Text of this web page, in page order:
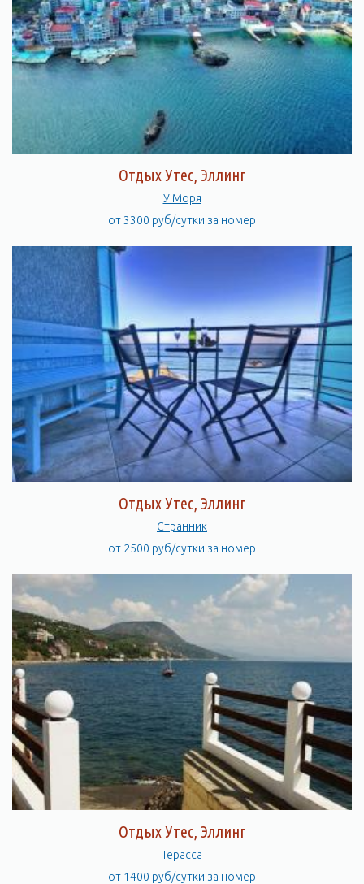
Отдых Утес, Эллинг
У Моря
от 3300 руб/сутки за номер
Отдых Утес, Эллинг
Странник
от 2500 руб/сутки за номер
Отдых Утес, Эллинг
Терасса
от 1400 руб/сутки за номер